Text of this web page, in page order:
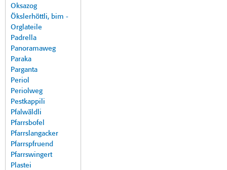
Oksazog
Ökslerhöttli, bim -
Orglateile
Padrella
Panoramaweg
Paraka
Parganta
Periol
Periolweg
Pestkappili
Pfalwäldli
Pfarrsbofel
Pfarrslangacker
Pfarrspfruend
Pfarrswingert
Plastei